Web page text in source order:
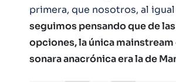
primera, que nosotros, al
seguimos pensando que de
opciones, la única mainstream
sonara anacrónica era la de